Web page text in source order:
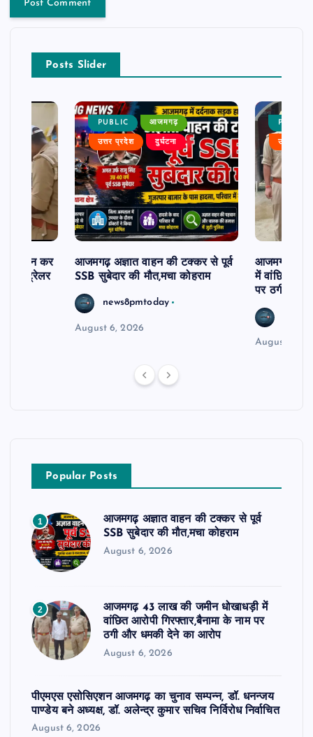
Posts Slider
से दर्शन कर
खड़े ट्रेलर
PUBLIC आजमगढ़
उत्तर प्रदेश दुर्घटना
आजमगढ़ अज्ञात वाहन की टक्कर से पूर्व
SSB सुबेदार की मौत,मचा कोहराम
news8pmtoday
August 6, 2026
PUBLIC
उत्तर
आजमगढ़ 43
में वांछित
पर ठगी और
August 6,
Popular Posts
1
आजमगढ़ अज्ञात वाहन की टक्कर से पूर्व
SSB सुबेदार की मौत,मचा कोहराम
August 6, 2026
2
आजमगढ़ 43 लाख की जमीन धोखाधड़ी में
वांछित आरोपी गिरफ्तार,बैनामा के नाम पर
ठगी और धमकी देने का आरोप
August 6, 2026
पीएमएस एसोसिएशन आजमगढ़ का चुनाव सम्पन्न, डॉ. धनन्जय
पाण्डेय बने अध्यक्ष, डॉ. अलेन्द्र कुमार सचिव निर्विरोध निर्वाचित
August 6, 2026